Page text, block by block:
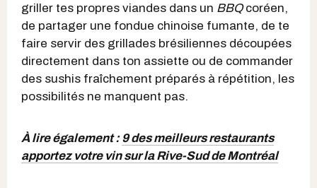
griller tes propres viandes dans un BBQcoréen,
de partager une fondue chinoise fumante, de te
faire servir des grillades brésiliennes découpées
directement dans ton assiette ou de commander
des sushis fraîchement préparés à répétition, les
possibilités ne manquent pas.
À lire également :9 des meilleurs restaurants
apportez votre vin sur la Rive-Sud de Montréal